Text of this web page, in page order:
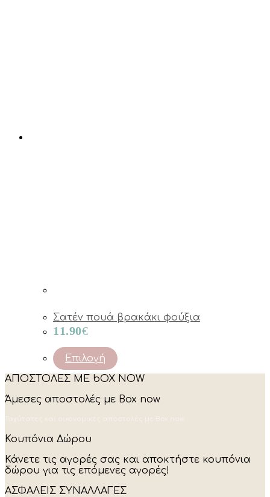
Σατέν πουά βρακάκι φούξια
11.90€
Επιλογή
This
has
variants.
options
chosen
on
the
product
ΑΠΟΣΤΟΛΕΣ ΜΕ bOX NOW
Άμεσες αποστολές με Box now
Ταχύτατες και οικονομικές αποστολές με Box now.
Κουπόνια Δώρου
Κάνετε τις αγορές σας και αποκτήστε κουπόνια
δώρου για τις επόμενες αγορές!
ΑΣΦΑΛΕΙΣ ΣΥΝΑΛΛΑΓΕΣ